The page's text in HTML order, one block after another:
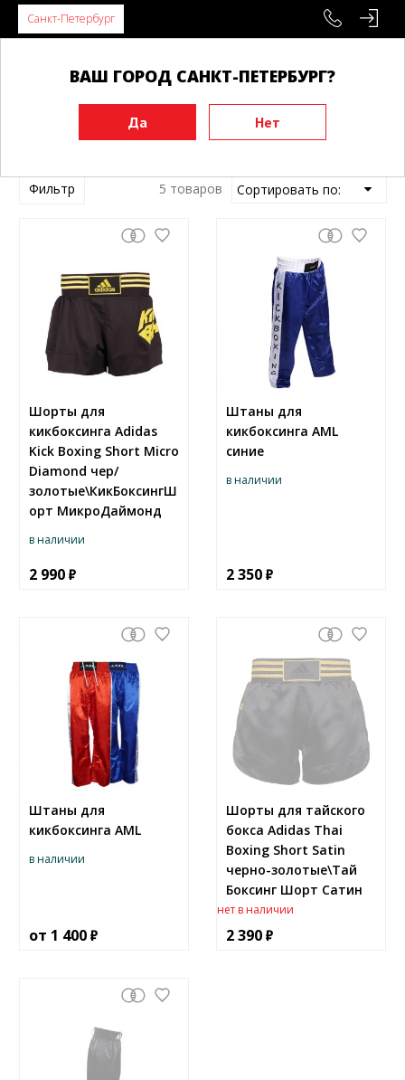
Санкт-Петербург
ВАШ ГОРОД САНКТ-ПЕТЕРБУРГ?
Главная Кимоно
Кимоно - Кикбоксинг
Фильтр 5 товаров
Шорты для
кикбоксинга Adidas
Kick Boxing Short Micro
Diamond чер/
золотые\КикБоксингШ
орт МикроДаймонд
в наличии
2 990
Штаны для
кикбоксинга AML
синие
в наличии
2 350
Штаны для
кикбоксинга AML
в наличии
от 1 400
Шорты для тайского
бокса Adidas Thai
Boxing Short Satin
черно-золотые\Тай
Боксинг Шорт Сатин
нет в наличии
2 390